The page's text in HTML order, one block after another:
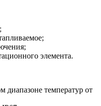
элемента.
диапазоне температур от